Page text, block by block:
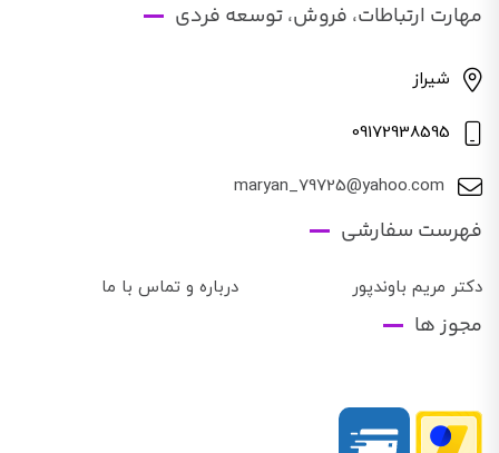
مهارت ارتباطات، فروش، توسعه فردی
شیراز
09172938595
maryan_79725@yahoo.com
فهرست سفارشی
دکتر مریم باوندپور درباره و تماس با ما
مجوز ها